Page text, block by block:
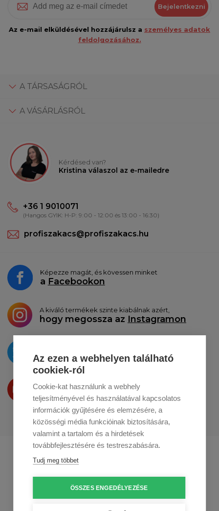
Az ezen a webhelyen található
cookiek-ról
Cookie-kat használunk a webhely
teljesítményével és használatával kapcsolatos
információk gyűjtésére és elemzésére, a
közösségi média funkcióinak biztosítására,
valamint a tartalom és a hirdetések
továbbfejlesztésére és testreszabására.
Tudj meg többet
ÖSSZES ENGEDÉLYEZÉSE
Bejelentkezni
Az e-mail elküldésével hozzájárulsz a személyes adatok
feldolgozásához.
A TÁRSASÁGRÓL
A VÁSÁRLÁSRÓL
Kérdésed van?
Kristina válaszol az e-mailedre
+36 1 9010071
(Hangos GYIK: H-P: 9:00 - 12:00 és 13:00 - 16:30)
profiszakacs@profiszakacs.hu
Képezze magát, és kövessen minket
a Facebookon
A kiváló termékek szinte kiabálnak azért,
hogy megossza az Instagramon
a Twitterentesszük közzé
Termékeinket
a Youtube-on is bemutatjuk
Profikuchar.sk
Profikuchař.cz